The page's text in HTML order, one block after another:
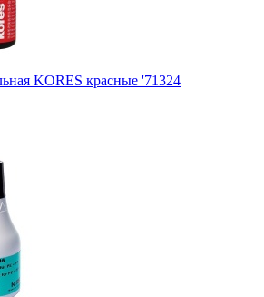
KORES красные '71324